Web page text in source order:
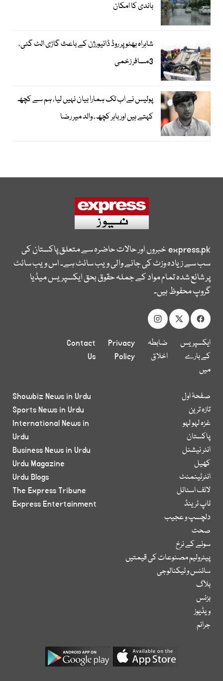
باندی کا امکان
شاہراہ بھٹو پر روڈ ڈائیورژن کے باعث گاڑی الٹ گئی،
3مسافر زخمی
پولیس نے اب تک ہمارا بیان نہیں لیا، ہم سے کچھ
کہتے ہیں اور باہر کچھ، والد میر رضا
express.pkخبروں اور حالات حاضرہ سے متعلق پاکستان کی
سب سے زیادہ وزٹ کی جانے والی ویب سائٹ ہے۔ اس ویب سائٹ
پر شائع شدہ تمام مواد کے جملہ حقوق بحق ایکسپریس میڈیا
گروپ محفوظ ہیں۔
ایکسپریس
کے بارے
میں
ضابطہ
اخلاق
Privacy
Policy
Contact
Us
صفحۂ اول
تازہ ترین
غزہ لہو لہو
پاکستان
انٹر نیشنل
کھیل
انٹرٹینمنٹ
لائف اسٹائل
ٹاپ ٹرینڈ
دلچسپ و عجیب
صحت
سونے کے نرخ
پیٹرولیم مصنوعات کی قیمتیں
سائنس و ٹیکنالوجی
بلاگ
بزنس
ویڈیوز
جرائم
Showbiz News in Urdu
Sports News in Urdu
International News in
Urdu
Business News in Urdu
Urdu Magazine
Urdu Blogs
The Express Tribune
Express Entertainment